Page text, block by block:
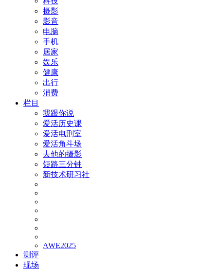
摄影
影音
电脑
手机
居家
娱乐
健康
出行
消费
栏目
我跟你说
爱活历史课
爱活电刑室
爱活角斗场
去他的摄影
短路三分钟
新技术研习社
AWE2025
测评
现场